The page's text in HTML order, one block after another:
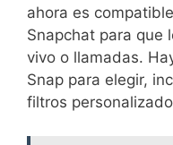
ahora es
Snapchat para que
vivo o llamadas.
Snap para elegir,
filtros